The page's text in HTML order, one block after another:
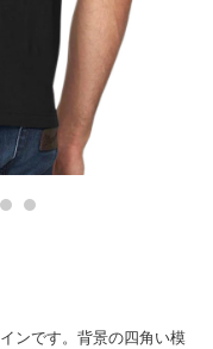
ンです。背景の四角い模